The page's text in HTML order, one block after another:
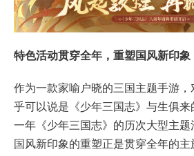
特色活动贯穿全年，重塑国风新印象
作为一款家喻户晓的三国主题手游
乎可以说是《少年三国志》与生俱
一年《少年三国志》的历次大型主
国风新印象的重塑正是贯穿全年的主